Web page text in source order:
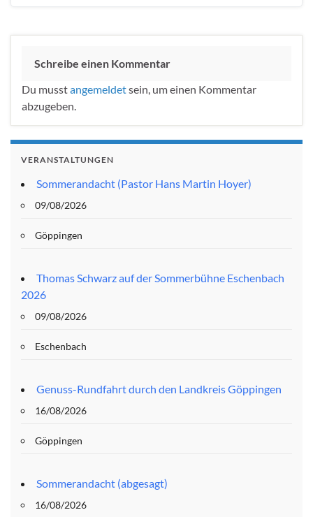
Schreibe einen Kommentar
Du musstangemeldetsein, um einen Kommentar
abzugeben.
VERANSTALTUNGEN
Sommerandacht (Pastor Hans Martin Hoyer)
09/08/2026
Göppingen
Thomas Schwarz auf der Sommerbühne Eschenbach
2026
09/08/2026
Eschenbach
Genuss-Rundfahrt durch den Landkreis Göppingen
16/08/2026
Göppingen
Sommerandacht (abgesagt)
16/08/2026